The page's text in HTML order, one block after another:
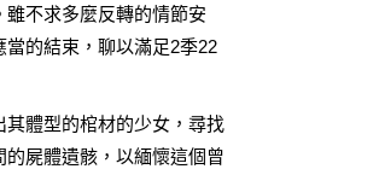
雖不求多麼反轉的情節安
當的結束，聊以滿足2季22
其體型的棺材的少女，尋找
的屍體遺骸，以緬懷這個曾